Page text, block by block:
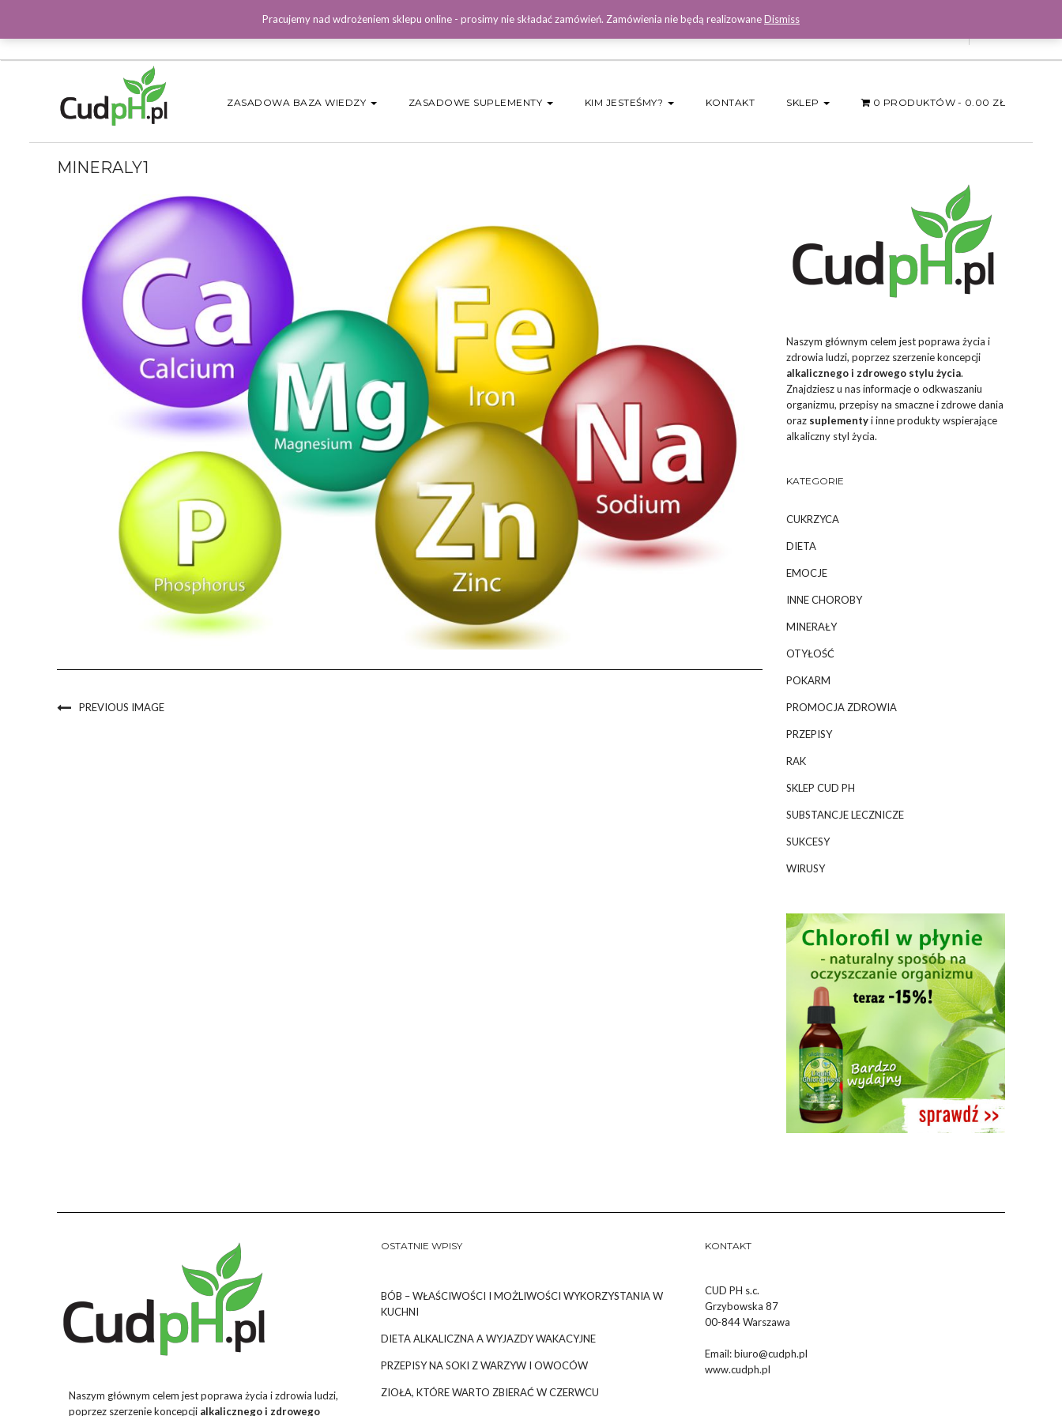
ZASADOWA BAZA WIEDZY ZASADOWE SUPLEMENTY KIM JESTEŚMY? KONTAKT SKLEP 0 PRODUKTÓW 0.00 ZŁ
MINERALY1
PREVIOUS IMAGE
Naszym głównym celem jest poprawa życia i
zdrowia ludzi, poprzez szerzenie koncepcji
alkalicznego i zdrowego stylu życia.
Znajdziesz u nas informacje o odkwaszaniu
organizmu, przepisy na smaczne i zdrowe dania
oraz suplementyi inne produkty wspierające
alkaliczny styl życia.
KATEGORIE
CUKRZYCA
DIETA
EMOCJE
INNE CHOROBY
MINERAŁY
OTYŁOŚĆ
POKARM
PROMOCJA ZDROWIA
PRZEPISY
RAK
SKLEP CUD PH
SUBSTANCJE LECZNICZE
SUKCESY
WIRUSY
Naszym głównym celem jest poprawa życia i zdrowia ludzi,
poprzez szerzenie koncepcji alkalicznego i zdrowego
OSTATNIE WPISY
BÓB – WŁAŚCIWOŚCI I MOŻLIWOŚCI WYKORZYSTANIA W
KUCHNI
DIETA ALKALICZNA A WYJAZDY WAKACYJNE
PRZEPISY NA SOKI Z WARZYW I OWOCÓW
ZIOŁA, KTÓRE WARTO ZBIERAĆ W CZERWCU
KONTAKT
CUD PH s.c.
Grzybowska 87
00-844 Warszawa
Email:biuro@cudph.pl
www.cudph.pl
Pracujemy nad wdrożeniem sklepu online - prosimy nie składać zamówień. Zamówienia nie będą realizowaneDismiss